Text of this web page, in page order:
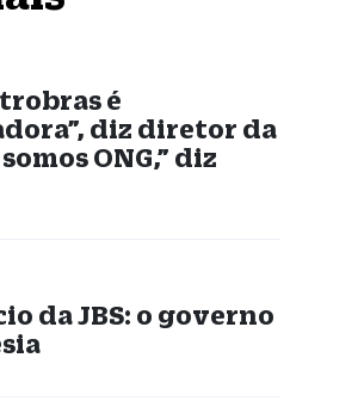
é
diz diretor da
ONG,” diz
da JBS: o governo